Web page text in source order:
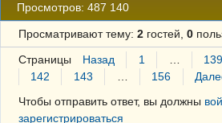
Просмотров: 487 140
Просматривают тему: 2гостей, 0
Страницы Назад 1 139
142
143 156
Чтобы отправить ответ, вы должны
зарегистрироваться